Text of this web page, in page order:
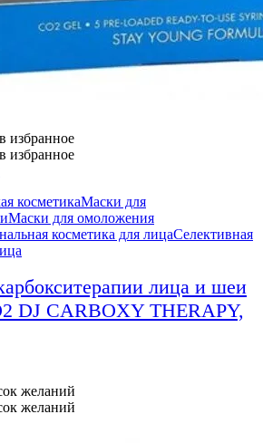
избранное
избранное
косметикаМаски для
Маски для омоложения
косметика для лицаСелективная
лица и шеи
DJ CARBOXY THERAPY,
желаний
желаний